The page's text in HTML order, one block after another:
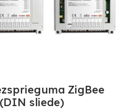
ZigBee
sliede)